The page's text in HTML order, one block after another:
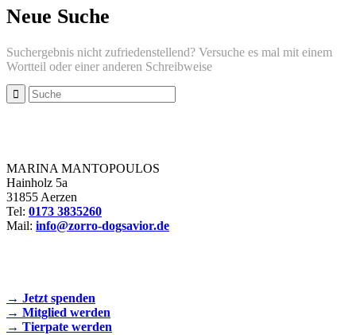
Neue Suche
Suchergebnis nicht zufriedenstellend? Versuche es mal mit einem
Wortteil oder einer anderen Schreibweise
MARINA MANTOPOULOS
Hainholz 5a
31855 Aerzen
Tel: 0173 3835260
Mail: info@zorro-dogsavior.de
→ Jetzt spenden
→ Mitglied werden
→ Tierpate werden